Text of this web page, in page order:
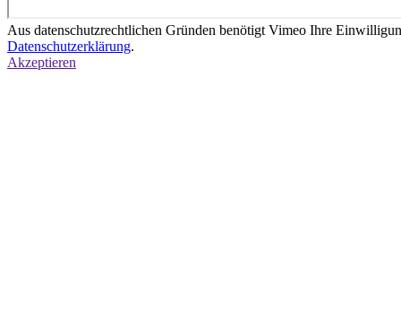
Aus datenschutzrechtlichen Gründen benötigt Vimeo Ihre
Datenschutzerklärung.
Akzeptieren